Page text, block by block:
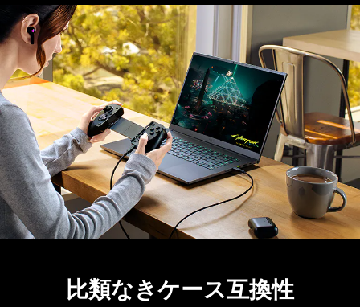
比類なきケース互換性